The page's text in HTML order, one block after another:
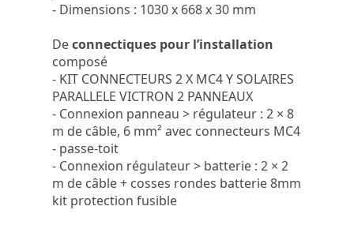
- Dimensions : 1030 x 668 x 30 mm
Deconnectiques pour l’installation
composé
- KIT CONNECTEURS 2 X MC4 Y SOLAIRES
PARALLELE VICTRON 2 PANNEAUX
- Connexion panneau > régulateur : 2 × 8
m de câble, 6 mm² avec connecteurs MC4
- passe-toit
- Connexion régulateur > batterie : 2 × 2
m de câble + cosses rondes batterie 8mm
kit protection fusible